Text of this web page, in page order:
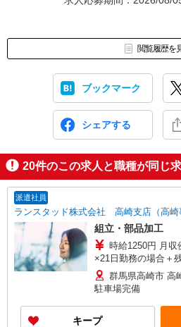
閲覧履歴を
ブックマーク
シェアする
20件のこの求人と職種が同じ
派遣社員
ランスタッド株式会社 高崎支店（高崎
組立・部品加工
時給1250円 月収
×21日勤務の場合＋
通費実費支給／当社
群馬県高崎市 高
駐車場完備
キープ